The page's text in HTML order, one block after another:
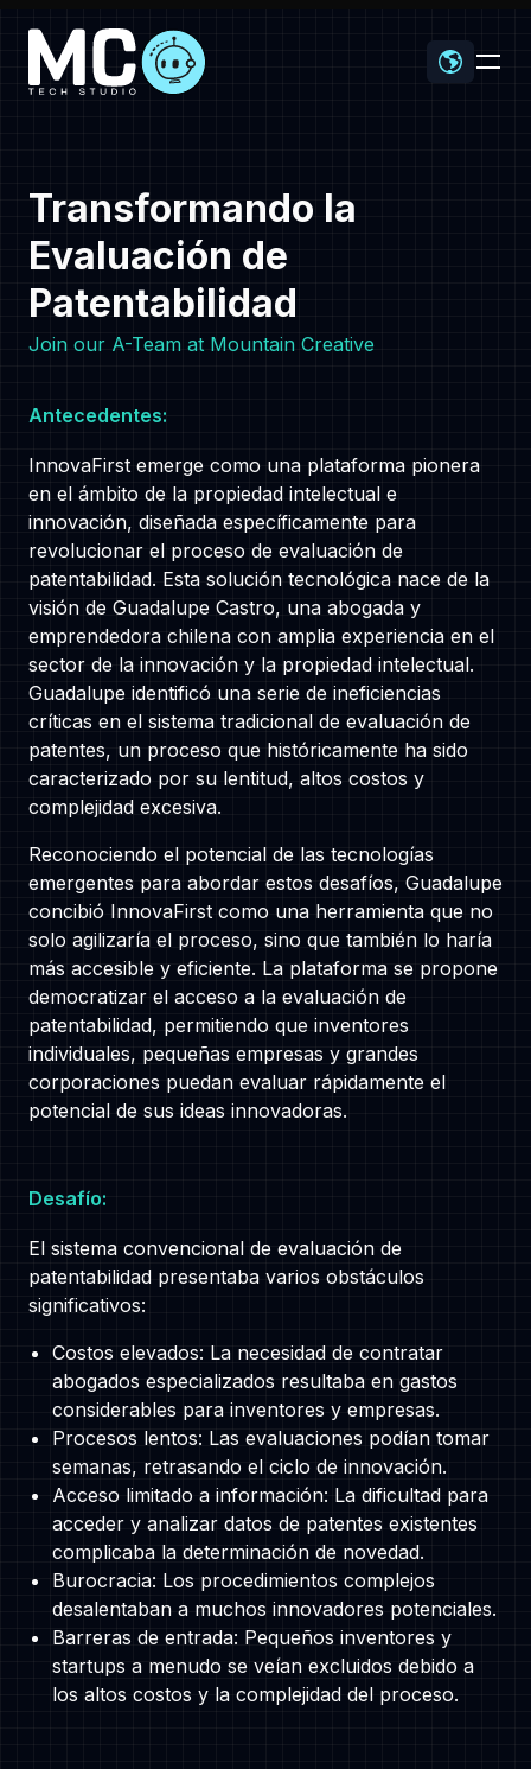
Home
Proyectos
Contáctanos
Nosotros
who are passionate about coding. We
are citizens of the World!
100% Remote
Santiago, Chile - Berlin & Kóln, Germany
Lahore, Pakistan
Follow us
Transformando la
Evaluación de
Patentabilidad
Join our A-Team at Mountain Creative
Antecedentes:
InnovaFirst emerge como una plataforma pionera
en el ámbito de la propiedad intelectual e
innovación, diseñada específicamente para
revolucionar el proceso de evaluación de
patentabilidad. Esta solución tecnológica nace de la
visión de Guadalupe Castro, una abogada y
emprendedora chilena con amplia experiencia en el
sector de la innovación y la propiedad intelectual.
Guadalupe identificó una serie de ineficiencias
críticas en el sistema tradicional de evaluación de
patentes, un proceso que históricamente ha sido
caracterizado por su lentitud, altos costos y
complejidad excesiva.
Reconociendo el potencial de las tecnologías
emergentes para abordar estos desafíos, Guadalupe
concibió InnovaFirst como una herramienta que no
solo agilizaría el proceso, sino que también lo haría
más accesible y eficiente. La plataforma se propone
democratizar el acceso a la evaluación de
patentabilidad, permitiendo que inventores
individuales, pequeñas empresas y grandes
corporaciones puedan evaluar rápidamente el
potencial de sus ideas innovadoras.
Desafío:
El sistema convencional de evaluación de
patentabilidad presentaba varios obstáculos
significativos:
Costos elevados: La necesidad de contratar
abogados especializados resultaba en gastos
considerables para inventores y empresas.
Procesos lentos: Las evaluaciones podían tomar
semanas, retrasando el ciclo de innovación.
Acceso limitado a información: La dificultad para
acceder y analizar datos de patentes existentes
complicaba la determinación de novedad.
Burocracia: Los procedimientos complejos
desalentaban a muchos innovadores potenciales.
Barreras de entrada: Pequeños inventores y
startups a menudo se veían excluidos debido a
los altos costos y la complejidad del proceso.